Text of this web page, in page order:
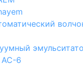
AC-6